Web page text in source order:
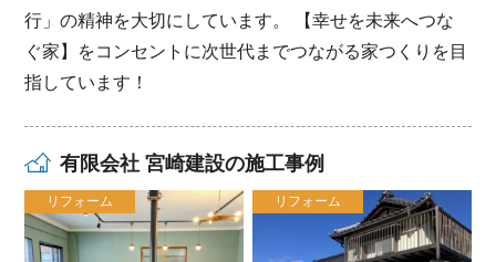
行」の精神を大切にしています。 【幸せを未来へつな
ぐ家】をコンセントに次世代までつながる家つくりを目
指しています！
有限会社 宮崎建設の施工事例
リフォーム リフォーム